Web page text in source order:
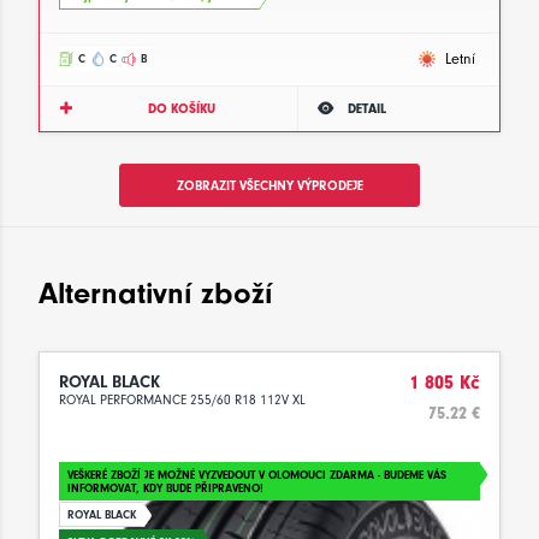
C C B Letní
DO KOŠÍKU DETAIL
ZOBRAZIT VŠECHNY VÝPRODEJE
Alternativní zboží
ROYAL BLACK
ROYAL PERFORMANCE 255/60 R18 112V XL
1 805 Kč
75.22 €
VEŠKERÉ ZBOŽÍ JE MOŽNÉ VYZVEDOUT V OLOMOUCI ZDARMA - BUDEME VÁS
INFORMOVAT, KDY BUDE PŘIPRAVENO!
ROYAL BLACK